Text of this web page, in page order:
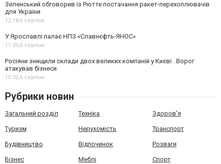
Зеленський обговорив із Рютте постачання ракет-перехоплювачів
для України
12:18,6 серпня
У Ярославлі палає НПЗ «Славнєфть-ЯНОС»
11:20,6 серпня
Росіяни знищили склади двох великих компаній у Києві . Ворог
атакував бізнеси
10:32,6 серпня
Рубрики новин
Загальний розділ Техніка Здоров'я
Туризм Нерухомість Транспорт
Будівництво Відпочинок Розваги
Бізнес Меблі Спорт